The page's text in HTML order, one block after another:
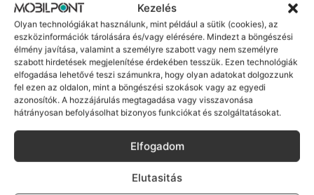
Kezelés
Olyan technológiákat használunk, mint például a sütik (cookies), az
eszközinformációk tárolására és/vagy elérésére. Mindezt a böngészési
élmény javítása, valamint a személyre szabott vagy nem személyre
szabott hirdetések megjelenítése érdekében tesszük. Ezen technológiák
elfogadása lehetővé teszi számunkra, hogy olyan adatokat dolgozzunk
fel ezen az oldalon, mint a böngészési szokások vagy az egyedi
azonosítók. A hozzájárulás megtagadása vagy visszavonása
hátrányosan befolyásolhat bizonyos funkciókat és szolgáltatásokat.
Elfogadom
Elutasitás
Korrekt Ügyintézés
Hibázni emberi dolog, de a felelősségvállalás nálunk alap.
Ha ritkán előfordul egy hiba, nem kifogásokat keresünk,